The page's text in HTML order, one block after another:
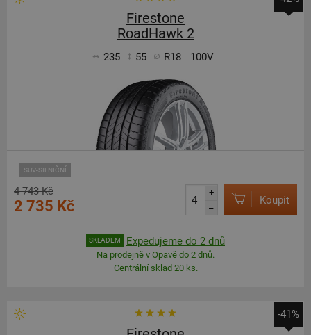
Firestone
RoadHawk 2
235 55 R18 100V
SUV-SILNIČNÍ
4 743 Kč
2 735 Kč
+
–
Koupit
SKLADEM Expedujeme do 2 dnů
Na prodejně v Opavě do 2 dnů.
Centrální sklad 20 ks.
-41%